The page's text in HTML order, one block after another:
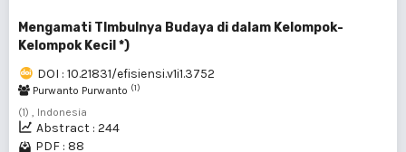
Mengamati TImbulnya Budaya di dalam Kelompok-
Kelompok Kecil *)
DOI : 10.21831/efisiensi.v1i1.3752
Purwanto Purwanto (1)
(1) , Indonesia
Abstract : 244
PDF : 88